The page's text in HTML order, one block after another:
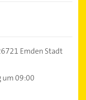
Emden Stadt
09:00